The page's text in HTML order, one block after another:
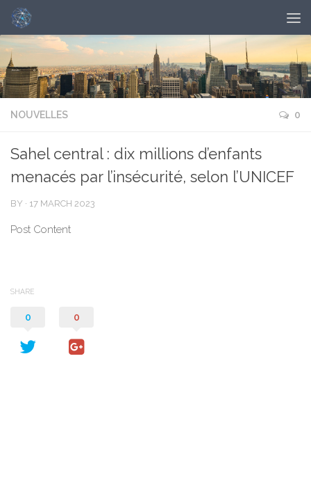
NOUVELLES 0
Sahel central : dix millions d’enfants
menacés par l’insécurité, selon l’UNICEF
BY · 17 MARCH 2023
Post Content
SHARE
0 0